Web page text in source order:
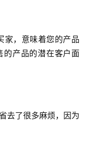
家，意味着您的产品
的产品的潜在客户面
去了很多麻烦，因为